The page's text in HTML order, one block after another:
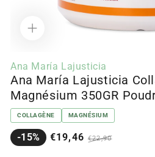
le
média
1
dans
la
modale
Ana María Lajusticia
Ana María Lajusticia
Magnésium 350GR
COLLAGÈNE MAGNÉSIUM
-15%
Prix
€19,46 Prix
€22,90